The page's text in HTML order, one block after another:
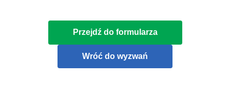
Przejdź do formularza
Wróć do wyzwań